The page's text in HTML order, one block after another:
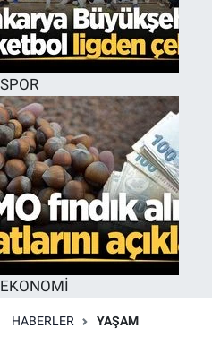
SPOR
EKONOMİ
HABERLER YAŞAM